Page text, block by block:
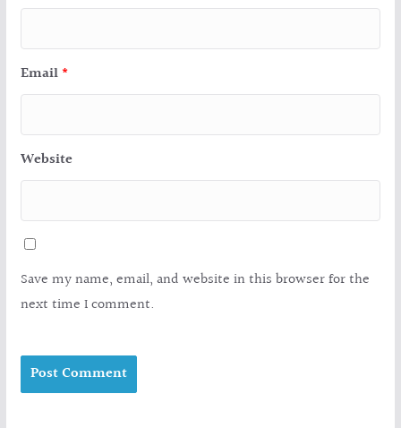
Email *
Website
Save my name, email, and website in this browser for the
next time I comment.